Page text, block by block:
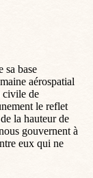
sa base
aérospatial
civile de
le reflet
la hauteur de
gouvernent à
eux qui ne